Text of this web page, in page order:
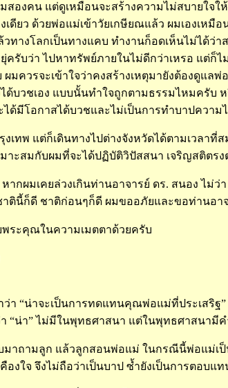
สองคน แต่ดูเหมือนจะสร้างความไม่สบายใจ
เดียว ด้วยพ่อแม่เข้าวัยเกษียณแล้ว ผมเองเห
วทางโลกเป็นทางแคบ ทำงานก็อดเห็นไม่ได้ว่
ครับว่า ไปหาทรัพย์ภายในไม่ดีกว่าเหรอ แต่ก็
ผมควรจะเข้าใจว่าคงสร้างเหตุมายังต้องดูแ
ด้บวชเอง แบบนั้นทำใจถูกตามธรรมไหมครับ ห
ได้มีโอกาสได้บวชและไม่เป็นการทำบาปความ
งเทพ แต่ก็เดินทางไปต่างจังหวัดได้ตามเวล
าะสมกับผมที่จะได้ปฏิบัติวิปัสสนา เจริญสติตร
หากผมเคยล่วงเกินท่านอาจารย์ ดร. สนอง ไม่
าตินี้ก็ดี ชาติก่อนๆก็ดี ผมขออภัยและขอท่านอา
ระคุณในความเมตตาด้วยครับ
“น่าจะเป็นการทดแทนคุณพ่อแม่ที่ประเสริฐ”
“น่า” ไม่มีในพุทธศาสนา แต่ในพุทธศาสนามีค
าถามลูก แล้วลูกสอนพ่อแม่ ในกรณีนี้พ่อแม่เป็
องใจ จึงไม่ถือว่าเป็นบาป ซ้ำยังเป็นการตอบ